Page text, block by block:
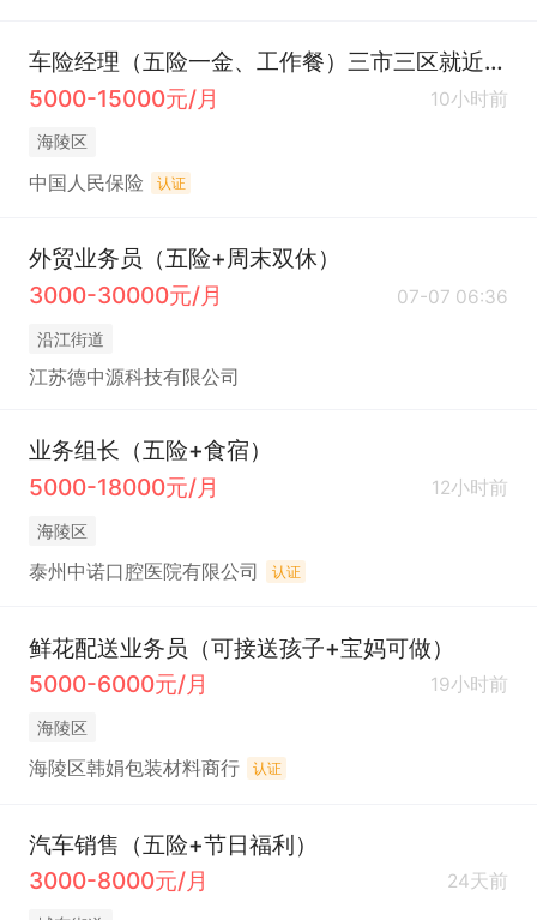
车险经理（五险一金、工作餐）三市三区就近安排
5000-15000元/月
10小时前
海陵区
中国人民保险 认证
外贸业务员（五险+周末双休）
3000-30000元/月
07-07 06:36
沿江街道
江苏德中源科技有限公司
业务组长（五险+食宿）
5000-18000元/月
12小时前
海陵区
泰州中诺口腔医院有限公司 认证
鲜花配送业务员（可接送孩子+宝妈可做）
5000-6000元/月
19小时前
海陵区
海陵区韩娟包装材料商行 认证
汽车销售（五险+节日福利）
3000-8000元/月
24天前